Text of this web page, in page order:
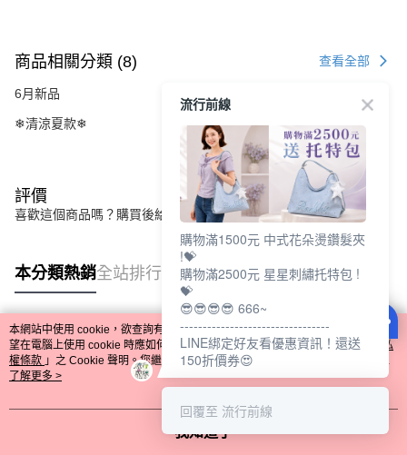
商品相關分類 (8) 查看全部
6月新品
❄清涼夏款❄
評價
喜歡這個商品嗎？購買後給他一個好評吧
本分類熱銷全站排行
熱門標籤
本網站中使用 cookie，欲查詢有關本網站使用 cookie 方式之詳情，及若您不希
望在電腦上使用 cookie 時應如何變更電腦的 cookie 設定，請參閱本網站「
隱私
權條款 」之 Cookie 聲明。您繼續使用本網站即表示您同意本公司得按本網站使
用條款之 Cookie 聲明使用 cookie。
了解更多 >
我知道了
流行前線
購物滿1500元 中式花朵燙鑽髮夾
!💝
購物滿2500元 星星刺繡托特包 !
💝
😎😎😎😎 666~
---------------------------------
LINE綁定好友看優惠資訊！還送
150折價券😍
回覆至 流行前線